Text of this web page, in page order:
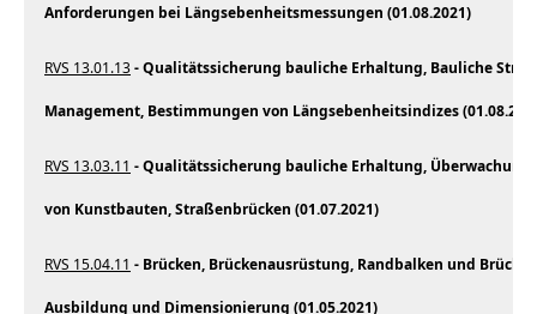
Anforderungen bei Längsebenheitsmessungen (01.08.2021)
RVS 13.01.13- Qualitätssicherung bauliche Erhaltung, Bauliche
Management, Bestimmungen von Längsebenheitsindizes
RVS 13.03.11 - Qualitätssicherung bauliche Erhaltung,
von Kunstbauten, Straßenbrücken (01.07.2021)
RVS 15.04.11 - Brücken, Brückenausrüstung, Randbalken und
Ausbildung und Dimensionierung (01.05.2021)